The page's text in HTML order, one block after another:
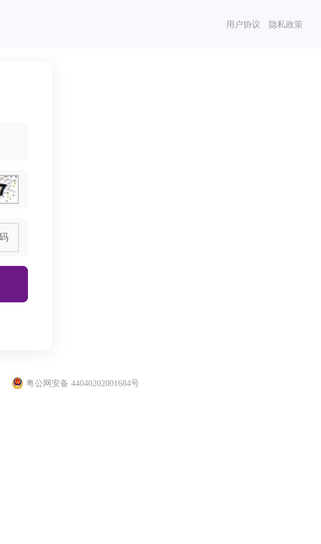
用户协议 隐私政策
粤公网安备 44040202001684号